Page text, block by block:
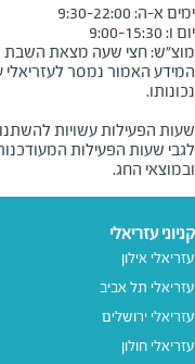
מוצ״ש: חצי שעה מצאת השבת ועד
המידע האמור נמסר לעזריאלי
שעות הפעילות עשויות
לגבי שעות הפעילות
ובמוצאי החג.
קניוני עזריאלי
עזריאלי אילון
עזריאלי תל אביב
עזריאלי ירושלים
עזריאלי חולון